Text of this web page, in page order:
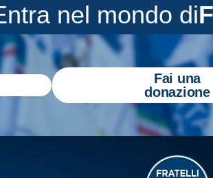
nel mondo di
Fai una
donazione